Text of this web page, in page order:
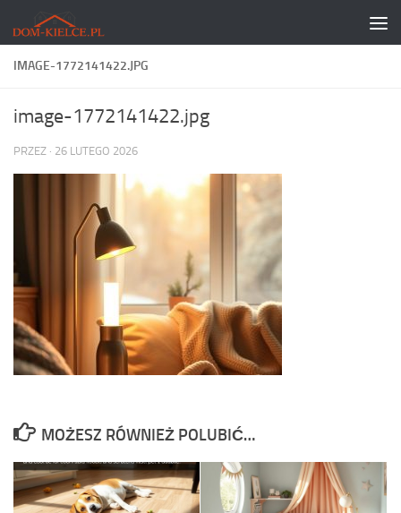
Skip to content
IMAGE-1772141422.JPG
image-1772141422.jpg
PRZEZ · 26 LUTEGO 2026
MOŻESZ RÓWNIEŻ POLUBIĆ…